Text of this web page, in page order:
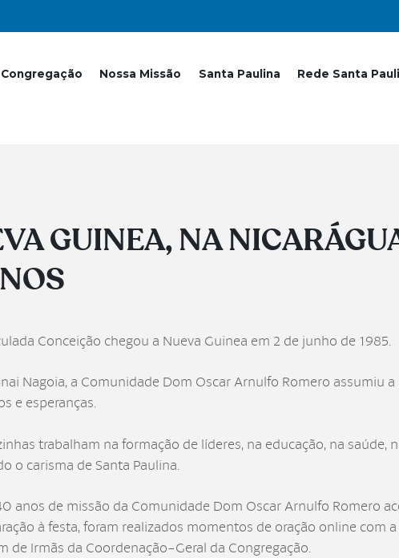
Congregação Nossa Missão Santa Paulina Rede Santa
GUINEA, NA
Conceição chegou a Nueva Guinea em 2 de junho de 1985.
Nagoia, a Comunidade Dom Oscar Arnulfo Romero assumiu
e esperanças.
trabalham na formação de líderes, na educação, na saúde,
o carisma de Santa Paulina.
anos de missão da Comunidade Dom Oscar Arnulfo Romero
à festa, foram realizados momentos de oração online com
de Irmãs da Coordenação-Geral da Congregação.